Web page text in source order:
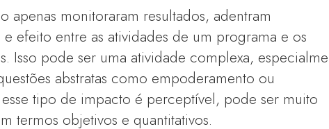
apenas monitoraram resultados, adentram
efeito entre as atividades de um programa e os
Isso pode ser uma atividade complexa,
abstratas como empoderamento ou
tipo de impacto é perceptível, pode ser muito
termos objetivos e quantitativos.